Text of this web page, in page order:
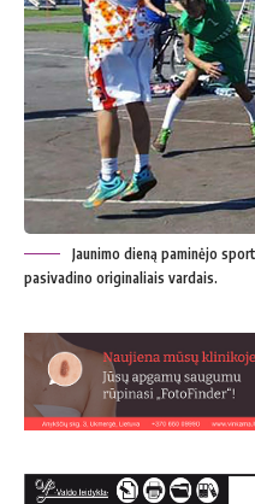
Jaunimo dieną paminėjo
pasivadino originaliais vardais.